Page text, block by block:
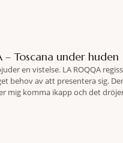
– Toscana under huden
en vistelse. LA ROQQA
behov av att presentera sig.
mig komma ikapp och det